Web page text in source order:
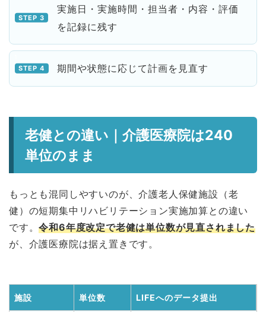
実施日・実施時間・担当者・内容・評価
を記録に残す
期間や状態に応じて計画を見直す
老健との違い｜介護医療院は240
単位のまま
もっとも混同しやすいのが、介護老人保健施設（老
健）の短期集中リハビリテーション実施加算との違い
です。令和6年度改定で老健は単位数が見直されました
が、介護医療院は据え置きです。
施設 単位数 LIFEへのデータ提出